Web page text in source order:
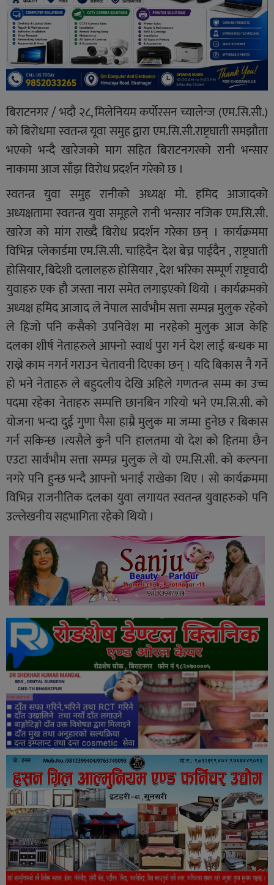
बिराटनगर / भदाै २८, मिलेनियम कर्पोरसन च्यालेन्ज (एम.सि.सी.)
को बिरोधमा स्वतन्त्र यूवा समुह द्वारा एम.सि.सी.राष्ट्रघाती समझौता
भएको भन्दै खारेजको माग सहित बिराटनगरको रानी भन्सार
नाकामा आज साँझ विरोध प्रदर्शन गरेको छ ।
स्वतन्त्र युवा समुह रानीको अध्यक्ष मो. हमिद आजादको
अध्यक्षतामा स्वतन्त्र युवा समूहले रानी भन्सार नजिक एम.सि.सी.
खारेज को मांग राख्दै बिरोध प्रदर्शन गरेका छन् । कार्यक्रममा
विभिन्न प्लेकार्डमा एम.सि.सी. चाहिदैन देश बेच्न पाईदैन , राष्ट्रघाती
होसियार, बिदेशी दलालहरु होसियार , देश भरिका सम्पूर्ण राष्ट्रवादी
युवाहरु एक हौ जस्ता नारा समेत लगाइएको थियो । कार्यक्रमको
अध्यक्ष हमिद आजाद ले नेपाल सार्वभौम सत्ता सम्पन्न मुलुक रहेको
ले हिजो पनि कसैको उपनिवेश मा नरहेको मुलुक आज केहि
दलका शीर्ष नेताहरुले आफ्नो स्वार्थ पुरा गर्न देश लाई बन्धक मा
राख्ने काम नगर्न गराउन चेतावनी दिएका छन् । यदि बिकास नै गर्ने
हो भने नेताहरु ले बहुदलीय देखि अहिले गणतन्त्र सम्म का उच्च
पदमा रहेका नेताहरु सम्पत्ति छानबिन गरियो भने एम.सि.सी. को
योजना भन्दा दुई गुणा पैसा हाम्रै मुलुक मा जम्मा हुनेछ र बिकास
गर्न सकिन्छ ।त्यसैले कुनै पनि हालतमा यो देश को हितमा छैन
एउटा सार्वभौम सत्ता सम्पन्न मुलुक ले यो एम.सि.सी. को कल्पना
नगरे पनि हुन्छ भन्दै आफ्नो भनाई राखेका थिए । सो कार्यक्रममा
विभिन्न राजनीतिक दलका युवा लगायत स्वतन्त्र युवाहरुको पनि
उल्लेखनीय सहभागिता रहेको थियो ।